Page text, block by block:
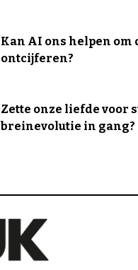
Kan AI ons helpen om
ontcijferen?
Zette onze liefde voor
breinevolutie in gang?